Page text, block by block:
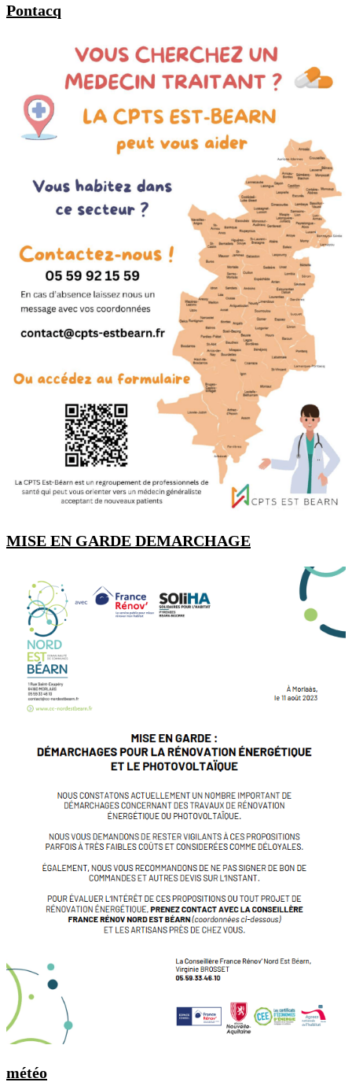
Pontacq
MISE EN GARDE DEMARCHAGE
météo